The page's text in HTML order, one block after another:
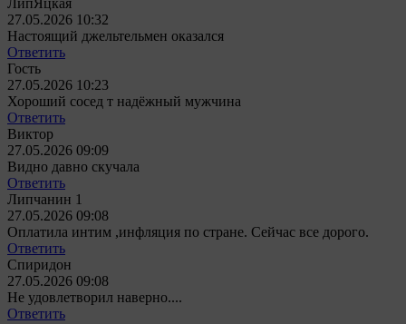
ЛипЯцкая
27.05.2026 10:32
Настоящий джельтельмен оказался
Ответить
Гость
27.05.2026 10:23
Хороший сосед т надёжный мужчина
Ответить
Виктор
27.05.2026 09:09
Видно давно скучала
Ответить
Липчанин 1
27.05.2026 09:08
Оплатила интим ,инфляция по стране. Сейчас все дорого.
Ответить
Спиридон
27.05.2026 09:08
Не удовлетворил наверно....
Ответить